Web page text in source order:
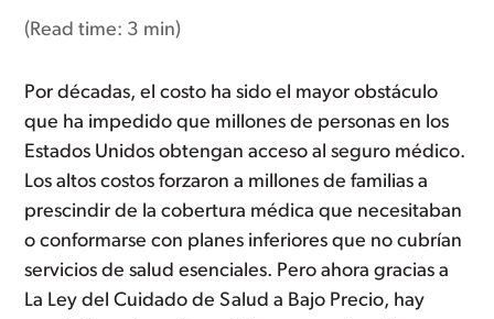
(Read time: 3 min)
Por décadas, el costo ha sido el mayor obstáculo
que ha impedido que millones de personas en los
Estados Unidos obtengan acceso al seguro médico.
Los altos costos forzaron a millones de familias a
prescindir de la cobertura médica que necesitaban
o conformarse con planes inferiores que no cubrían
servicios de salud esenciales. Pero ahora gracias a
La Ley del Cuidado de Salud a Bajo Precio, hay